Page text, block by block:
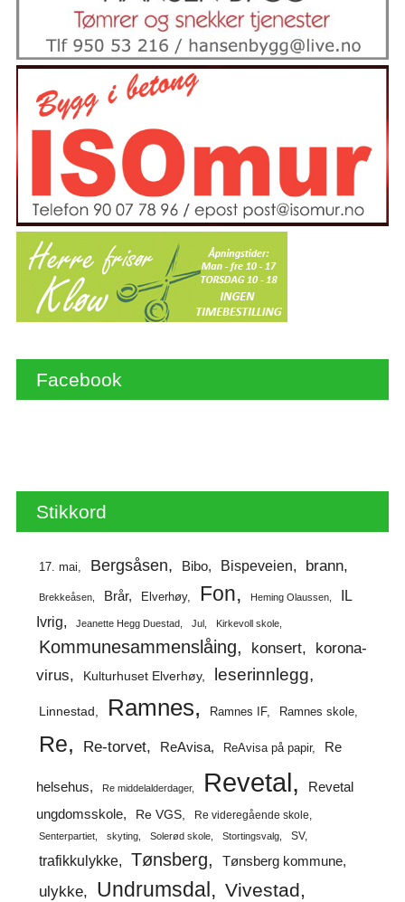
Facebook
Stikkord
17. mai Bergsåsen Bibo Bispeveien brann
Brekkeåsen Brår Elverhøy Fon Heming Olaussen
IL
Ivrig
Jeanette Hegg Duestad Jul Kirkevoll skole
Kommunesammenslåing konsert
korona-
virus
Kulturhuset Elverhøy leserinnlegg
Linnestad Ramnes Ramnes IF Ramnes skole
Re Re-torvet ReAvisa ReAvisa på papir Re
helsehus Re middelalderdager Revetal
Revetal
ungdomsskole
Re VGS Re videregående skole
Senterpartiet skyting Solerød skole Stortingsvalg SV
trafikkulykke Tønsberg Tønsberg kommune
ulykke Undrumsdal Vivestad